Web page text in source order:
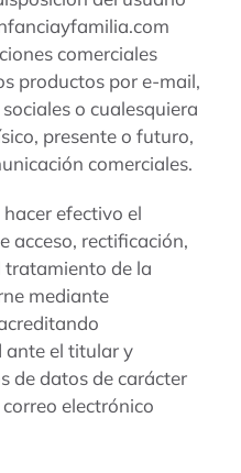
comerciales
productos por e-mail,
o cualesquiera
presente o futuro,
comerciales.
efectivo el
acceso, rectificación,
tratamiento de la
mediante
ante el titular y
de datos de carácter
electrónico